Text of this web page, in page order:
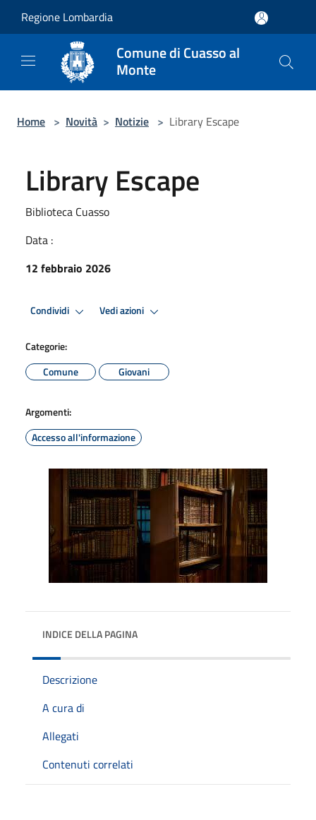
Regione Lombardia
Comune di Cuasso al
Monte
Home > Novità > Notizie > Library Escape
Library Escape
Biblioteca Cuasso
Data :
12 febbraio 2026
Condividi Vedi azioni
Categorie:
Comune
Giovani
Argomenti:
Accesso all'informazione
INDICE DELLA PAGINA
Descrizione
A cura di
Allegati
Contenuti correlati